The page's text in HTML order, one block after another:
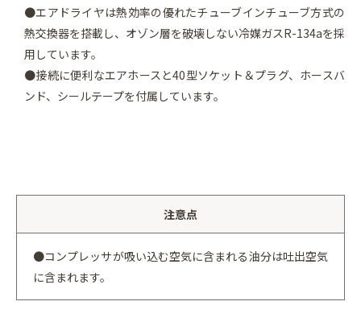
●エアドライヤは熱効率の優れたチューブインチューブ方式の
熱交換器を搭載し、オゾン層を破壊しない冷媒ガスR-134aを採
用しています。
●接続に便利なエアホースと40型ソケット＆プラグ、ホースバ
ンド、シールテープを付属しています。
注意点
●コンプレッサが吸い込む空気に含まれる油分は吐出空気
に含まれます。